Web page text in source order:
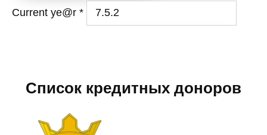
Current ye@r *
Список кредитных доноров